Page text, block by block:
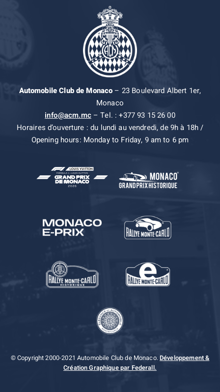
Automobile Club de Monaco– 23 Boulevard Albert 1er,
Monaco
info@acm.mc– Tel. : +377 93 15 26 00
Horaires d’ouverture : du lundi au vendredi, de 9h à 18h /
Opening hours: Monday to Friday, 9 am to 6 pm
© Copyright 2000-2021 Automobile Club de Monaco.Développement &
Création Graphique par Federall.